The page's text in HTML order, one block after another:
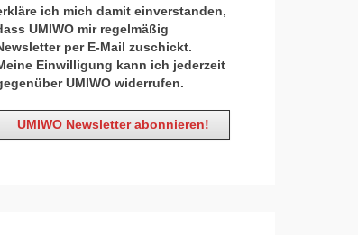
ich mich damit einverstanden,
UMIWO mir regelmäßig
per E-Mail zuschickt.
Einwilligung kann ich jederzeit
UMIWO widerrufen.